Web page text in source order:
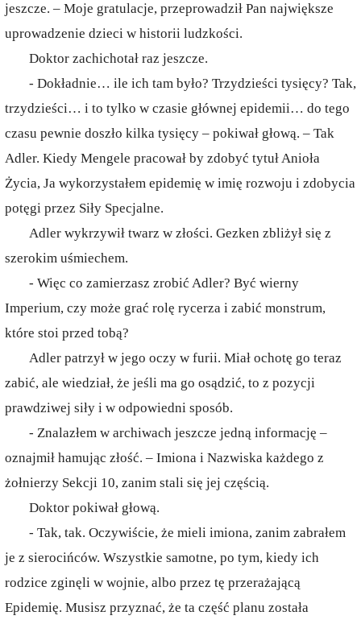
jeszcze. – Moje gratulacje, przeprowadził Pan największe
uprowadzenie dzieci w historii ludzkości.
Doktor zachichotał raz jeszcze.
- Dokładnie… ile ich tam było? Trzydzieści tysięcy? Tak,
trzydzieści… i to tylko w czasie głównej epidemii… do tego
czasu pewnie doszło kilka tysięcy – pokiwał głową. – Tak
Adler. Kiedy Mengele pracował by zdobyć tytuł Anioła
Życia, Ja wykorzystałem epidemię w imię rozwoju i zdobycia
potęgi przez Siły Specjalne.
Adler wykrzywił twarz w złości. Gezken zbliżył się z
szerokim uśmiechem.
- Więc co zamierzasz zrobić Adler? Być wierny
Imperium, czy może grać rolę rycerza i zabić monstrum,
które stoi przed tobą?
Adler patrzył w jego oczy w furii. Miał ochotę go teraz
zabić, ale wiedział, że jeśli ma go osądzić, to z pozycji
prawdziwej siły i w odpowiedni sposób.
- Znalazłem w archiwach jeszcze jedną informację –
oznajmił hamując złość. – Imiona i Nazwiska każdego z
żołnierzy Sekcji 10, zanim stali się jej częścią.
Doktor pokiwał głową.
- Tak, tak. Oczywiście, że mieli imiona, zanim zabrałem
je z sierocińców. Wszystkie samotne, po tym, kiedy ich
rodzice zginęli w wojnie, albo przez tę przerażającą
Epidemię. Musisz przyznać, że ta część planu została